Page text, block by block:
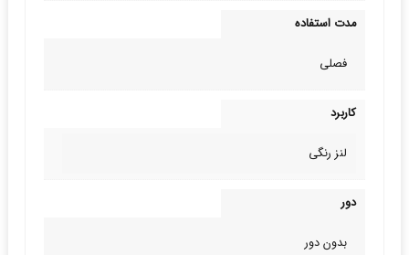
مدت استفاده
فصلی
کاربرد
لنز رنگی
دور
بدون دور